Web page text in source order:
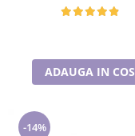
ADAUGA IN COS
-14%